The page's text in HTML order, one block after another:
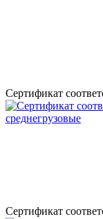
Сертификат
Сертификат